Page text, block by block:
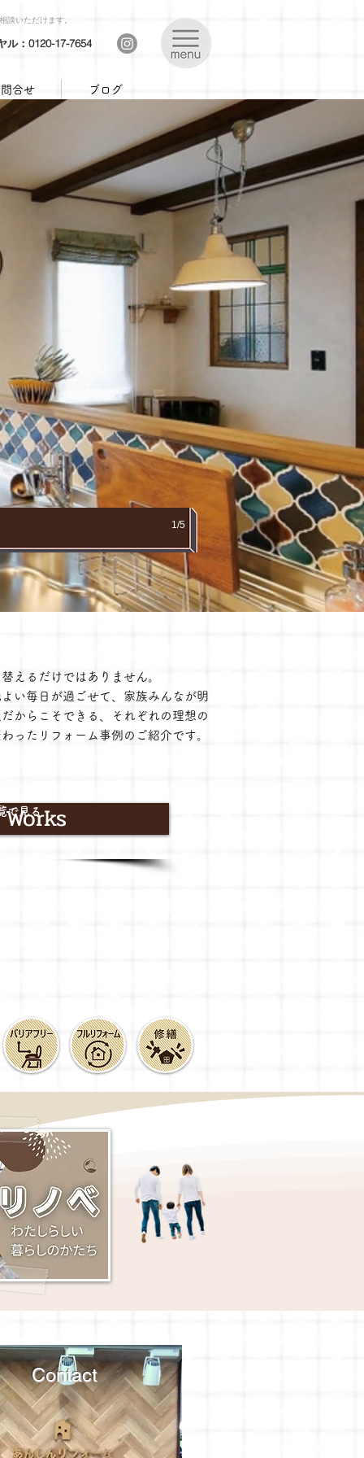
談いただけます。
ル：0120-17-7654
合せ ブログ
えるだけではありません。
い毎日が過ごせて、家族みんなが明
からこそできる、それぞれの理想の
ったリフォーム事例のご紹介です。
で見る
害へのお見舞い
1/5
Contact